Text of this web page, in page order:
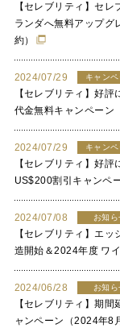
【セレブリティ】セ
ランダへ無料アップ
約）
2024/07/29 キャン
【セレブリティ】好
代金無料キャンペーン
2024/07/29 キャン
【セレブリティ】好
US$200割引キャンペ
2024/07/08 お知ら
【セレブリティ】エ
造開始＆2024年度 ワ
2024/06/28 お知ら
【セレブリティ】期
ャンペーン（2024年8